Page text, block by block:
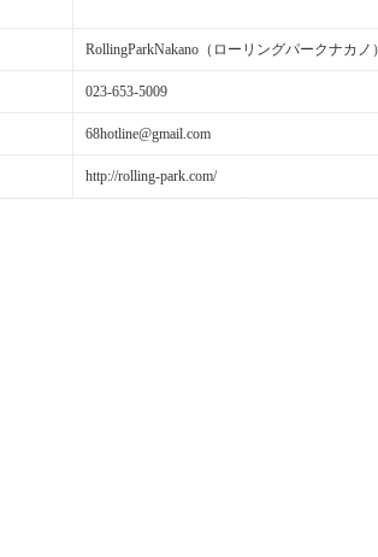
RollingParkNakano（ローリングパークナカノ
023-653-5009
68hotline@gmail.com
http://rolling-park.com/